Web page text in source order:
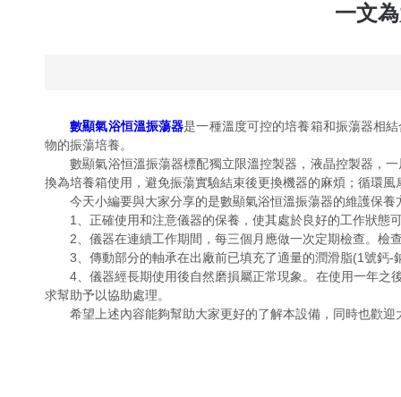
一文
數顯氣浴恒溫振蕩器是一種溫度可控的培養箱和振蕩器相
物的振蕩培養。
數顯氣浴恒溫振蕩器標配獨立限溫控製器，液晶控製器，一
換為培養箱使用，避免振蕩實驗結束後更換機器的麻煩；循環
今天小編要與大家分享的是數顯氣浴恒溫振蕩器的維護保養
1、正確使用和注意儀器的保養，使其處於良好的工作狀態
2、儀器在連續工作期間，每三個月應做一次定期檢查。檢
3、傳動部分的軸承在出廠前已填充了適量的潤滑脂(1號鈣-
4、儀器經長期使用後自然磨損屬正常現象。在使用一年之
求幫助予以協助處理。
希望上述內容能夠幫助大家更好的了解本設備，同時也歡迎